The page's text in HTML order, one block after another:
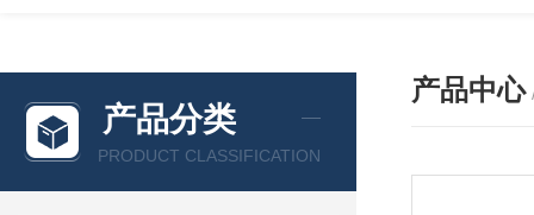
产品分类
PRODUCT CLASSIFICATION
产品中心